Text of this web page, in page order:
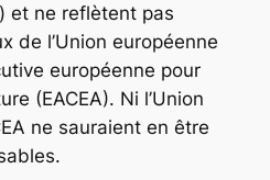
et ne reflètent pas
de l’Union européenne
européenne pour
(EACEA). Ni l’Union
ne sauraient en être